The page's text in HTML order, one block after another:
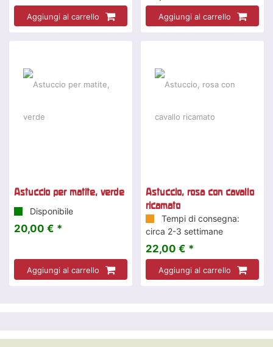
Aggiungi al carrello Aggiungi al carrello
Astuccio per matite, verde
Disponibile
20,00 € *
Aggiungi al carrello
Astuccio, rosa con cavallo
ricamato
Tempi di consegna:
circa 2-3 settimane
22,00 € *
Aggiungi al carrello